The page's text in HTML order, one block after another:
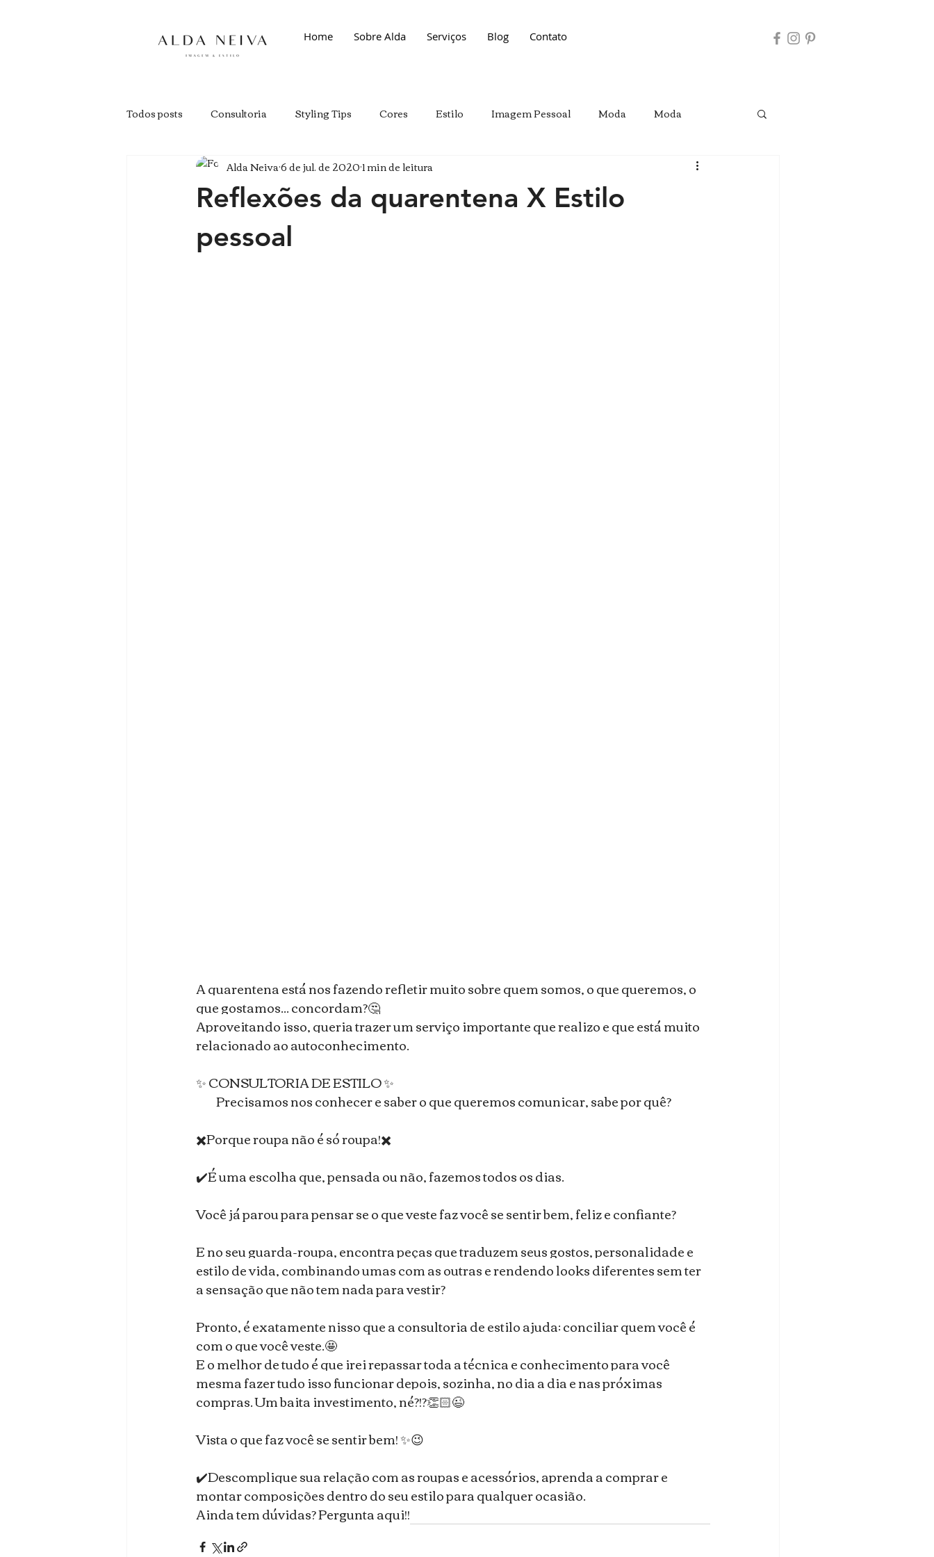
Home Sobre Alda Serviços Blog Contato
Todos posts Consultoria Styling Tips Cores Estilo Imagem Pessoal Moda Moda
Reflexões da quarentena X Estilo
pessoal
Alda Neiva6 de jul. de 20201 min de leitura
A quarentena está nos fazendo refletir muito sobre quem somos, o que queremos, o
que gostamos... concordam?🤔
Aproveitando isso, queria trazer um serviço importante que realizo e que está muito
relacionado ao autoconhecimento.
✨ CONSULTORIA DE ESTILO ✨
⠀⠀ Precisamos nos conhecer e saber o que queremos comunicar, sabe por quê?
✖️Porque roupa não é só roupa!✖️
✔️É uma escolha que, pensada ou não, fazemos todos os dias.
Você já parou para pensar se o que veste faz você se sentir bem, feliz e confiante?
E no seu guarda-roupa, encontra peças que traduzem seus gostos, personalidade e
estilo de vida, combinando umas com as outras e rendendo looks diferentes sem ter
a sensação que não tem nada para vestir?
Pronto, é exatamente nisso que a consultoria de estilo ajuda: conciliar quem você é
com o que você veste.🤩
E o melhor de tudo é que irei repassar toda a técnica e conhecimento para você
mesma fazer tudo isso funcionar depois, sozinha, no dia a dia e nas próximas
compras. Um baita investimento, né?!?👏🏻😉
Vista o que faz você se sentir bem! ✨😉
✔️Descomplique sua relação com as roupas e acessórios, aprenda a comprar e
montar composições dentro do seu estilo para qualquer ocasião. ⠀
Ainda tem dúvidas? Pergunta aqui!!